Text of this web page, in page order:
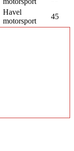
Havel
motorsport
45